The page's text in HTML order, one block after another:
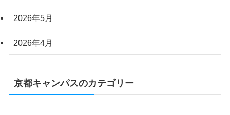
2026年5月
2026年4月
京都キャンパスのカテゴリー